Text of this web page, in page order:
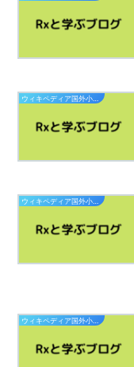
ウィキペディア国外小旅行